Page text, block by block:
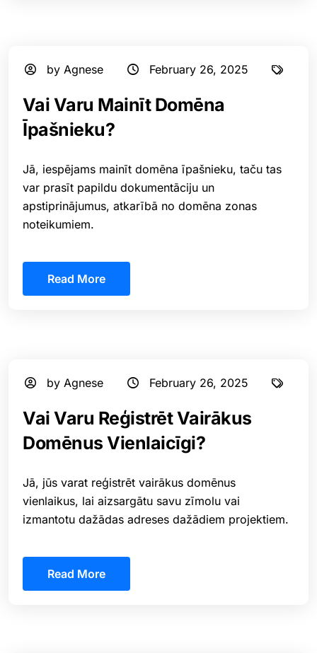
by Agnese February 26, 2025
⁠Vai Varu Mainīt Domēna
Īpašnieku?
Jā, iespējams mainīt domēna īpašnieku, taču tas
var prasīt papildu dokumentāciju un
apstiprinājumus, atkarībā no domēna zonas
noteikumiem.
Read More
by Agnese February 26, 2025
Vai Varu Reģistrēt Vairākus
Domēnus Vienlaicīgi?
Jā, jūs varat reģistrēt vairākus domēnus
vienlaikus, lai aizsargātu savu zīmolu vai
izmantotu dažādas adreses dažādiem projektiem.
Read More